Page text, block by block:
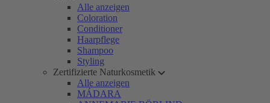
Alle anzeigen
Coloration
Conditioner
Haarpflege
Shampoo
Styling
Zertifizierte Naturkosmetik
Alle anzeigen
MÁDARA